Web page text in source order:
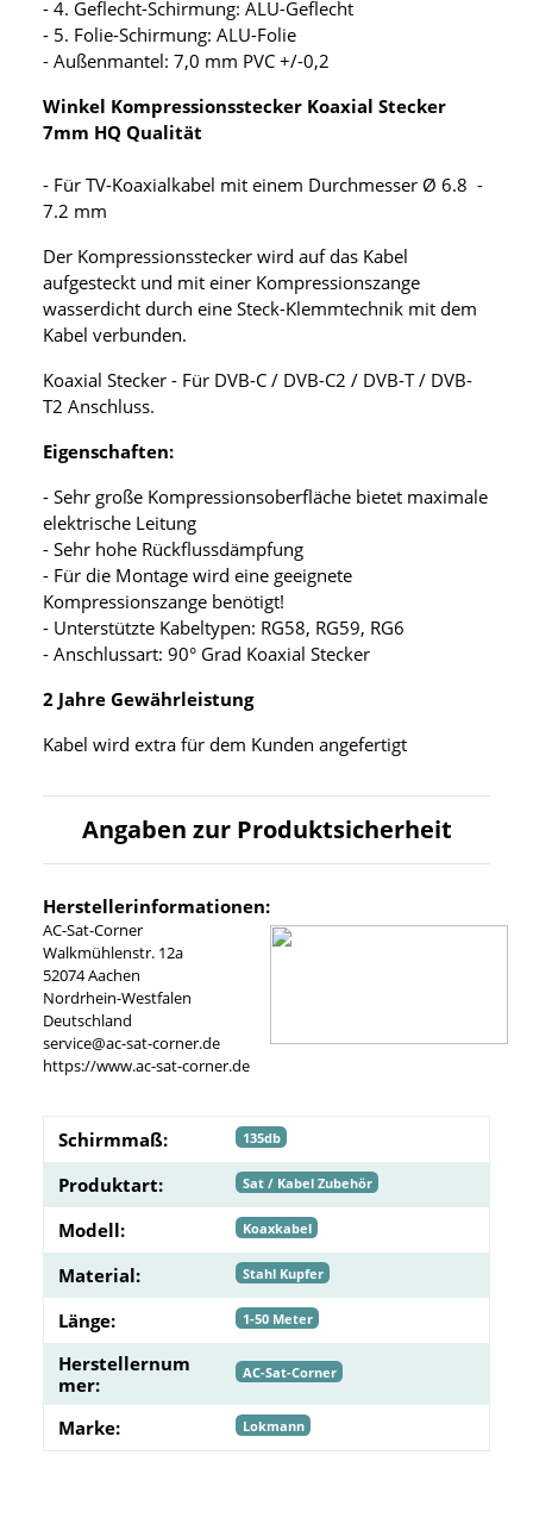
- 4. Geflecht-Schirmung: ALU-Geflecht
- 5. Folie-Schirmung: ALU-Folie
- Außenmantel: 7,0 mm PVC +/-0,2
Winkel Kompressionsstecker Koaxial Stecker
7mm HQ Qualität
- Für TV-Koaxialkabel mit einem Durchmesser Ø 6.8 -
7.2 mm
Der Kompressionsstecker wird auf das Kabel
aufgesteckt und mit einer Kompressionszange
wasserdicht durch eine Steck-Klemmtechnik mit dem
Kabel verbunden.
Koaxial Stecker - Für DVB-C / DVB-C2 / DVB-T / DVB-
T2 Anschluss.
Eigenschaften:
- Sehr große Kompressionsoberfläche bietet maximale
elektrische Leitung
- Sehr hohe Rückflussdämpfung
- Für die Montage wird eine geeignete
Kompressionszange benötigt!
- Unterstützte Kabeltypen: RG58, RG59, RG6
- Anschlussart: 90° Grad Koaxial Stecker
2 Jahre Gewährleistung
Kabel wird extra für dem Kunden angefertigt
Angaben zur Produktsicherheit
Herstellerinformationen:
AC-Sat-Corner
Walkmühlenstr. 12a
52074 Aachen
Nordrhein-Westfalen
Deutschland
service@ac-sat-corner.de
https://www.ac-sat-corner.de
Schirmmaß: 135db
Produktart: Sat / Kabel Zubehör
Modell: Koaxkabel
Material: Stahl Kupfer
Länge: 1-50 Meter
Herstellernum
mer:
AC-Sat-Corner
Marke: Lokmann